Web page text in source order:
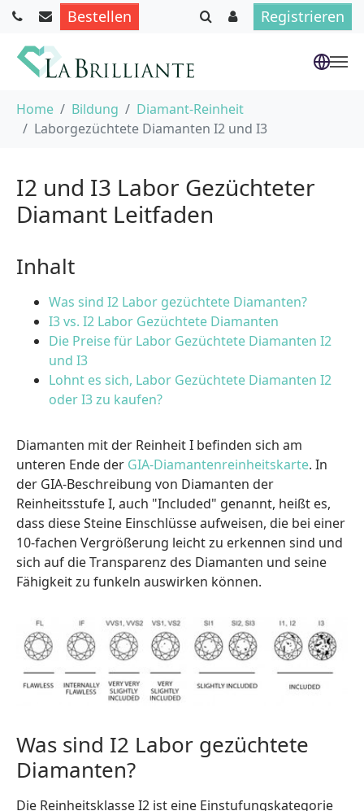
Bestellen Registrieren
Home Bildung
Diamant-Reinheit
Laborgezüchtete Diamanten I2 und I3
I2 und I3 Labor Gezüchteter
Diamant Leitfaden
Inhalt
Was sind I2 Labor gezüchtete Diamanten?
I3 vs. I2 Labor Gezüchtete Diamanten
Die Preise für Labor Gezüchtete Diamanten I2
und I3
Lohnt es sich, Labor Gezüchtete Diamanten I2
oder I3 zu kaufen?
Diamanten mit der Reinheit I befinden sich am
unteren Ende der GIA-Diamantenreinheitskarte. In
der GIA-Beschreibung von Diamanten der
Reinheitsstufe I, auch "Included" genannt, heißt es,
dass diese Steine Einschlüsse aufweisen, die bei einer
10-fachen Vergrößerung leicht zu erkennen sind und
sich auf die Transparenz des Diamanten und seine
Fähigkeit zu funkeln auswirken können.
Was sind I2 Labor gezüchtete
Diamanten?
Die Reinheitsklasse I2 ist eine Einstufungskategorie